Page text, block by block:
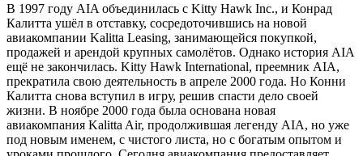
В 1997 году AIA объединилась с Kitty Hawk Inc., и Конрад
Калитта ушёл в отставку, сосредоточившись на новой
авиакомпании Kalitta Leasing, занимающейся покупкой,
продажей и арендой крупных самолётов. Однако история AIA
ещё не закончилась. Kitty Hawk International, преемник AIA,
прекратила свою деятельность в апреле 2000 года. Но Конни
Калитта снова вступил в игру, решив спасти дело своей
жизни. В ноябре 2000 года была основана новая
авиакомпания Kalitta Air, продолжившая легенду AIA, но уже
под новым именем, с чистого листа, но с богатым опытом и